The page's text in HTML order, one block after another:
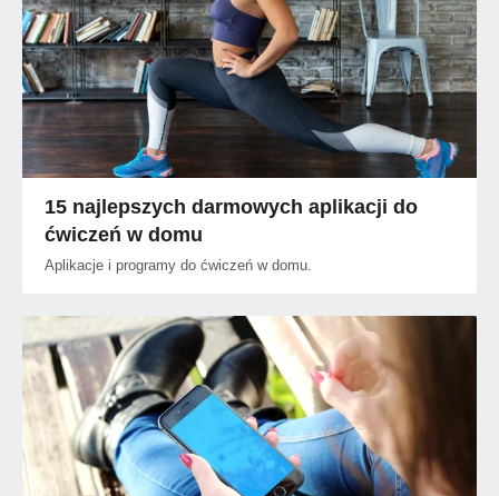
15 najlepszych darmowych aplikacji do
ćwiczeń w domu
Aplikacje i programy do ćwiczeń w domu.